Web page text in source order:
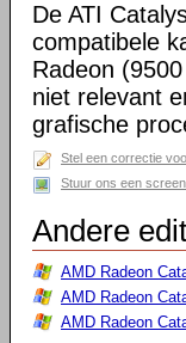
De ATI
compatibele
Radeon
niet relevant
grafische
Stel een correctie
Stuur ons een
Andere
AMD Radeon
AMD Radeon
AMD Radeon